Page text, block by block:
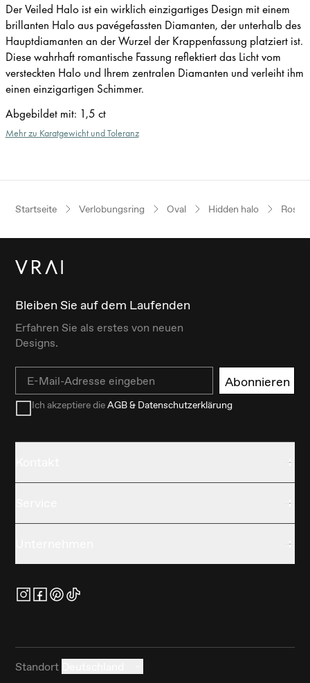
Der Veiled Halo ist ein wirklich einzigartiges Design mit einem
brillanten Halo aus pavégefassten Diamanten, der unterhalb des
Hauptdiamanten an der Wurzel der Krappenfassung platziert ist.
Diese wahrhaft romantische Fassung reflektiert das Licht vom
versteckten Halo und Ihrem zentralen Diamanten und verleiht ihm
einen einzigartigen Schimmer.
Abgebildet mit: 1,5 ct
Mehr zu Karatgewicht und Toleranz
Startseite Verlobungsring Oval Hidden halo
Bleiben Sie auf dem Laufenden
Erfahren Sie als erstes von neuen
Designs.
Email Abonnieren
Ich akzeptiere dieAGB & Datenschutzerklärung
Standort